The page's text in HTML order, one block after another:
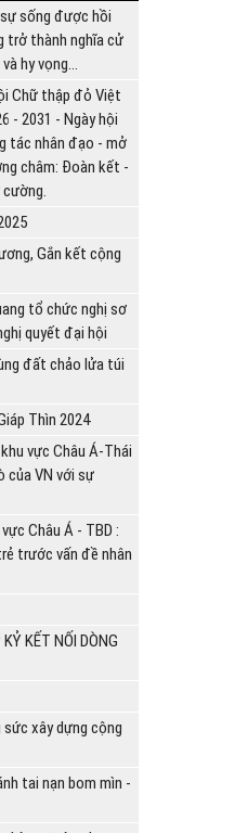
sống được hồi
trở thành nghĩa cử
hy vọng...
Chữ thập đỏ Việt
- 2031 - Ngày hội
tác nhân đạo - mở
châm: Đoàn kết -
Gắn kết cộng
tổ chức nghị sơ
quyết đại hội
đất chảo lửa túi
Thìn 2024
vực Châu Á-Thái
của VN với sự
Châu Á - TBD :
trước vấn đề nhân
KẾT NỐI DÒNG
xây dựng cộng
tai nạn bom mìn -